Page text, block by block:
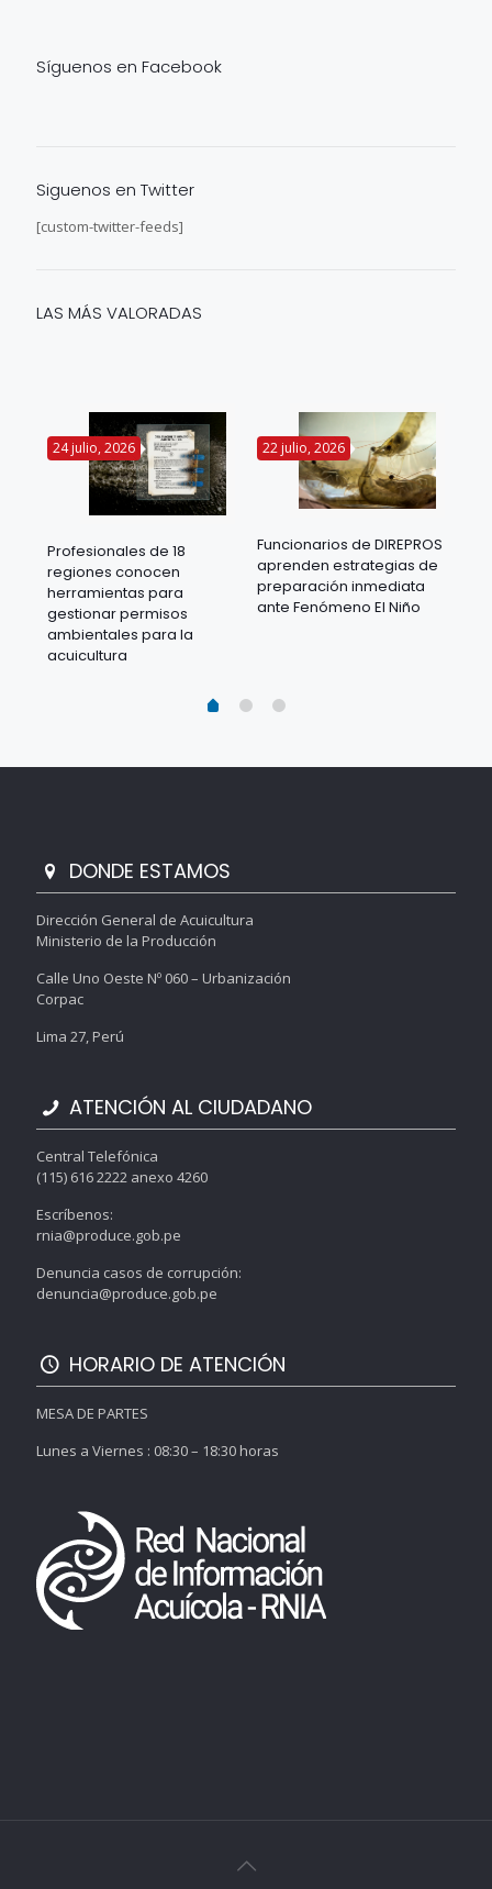
Síguenos en Facebook
Siguenos en Twitter
[custom-twitter-feeds]
LAS MÁS VALORADAS
24 julio, 2026
Profesionales de 18
regiones conocen
herramientas para
gestionar permisos
ambientales para la
acuicultura
22 julio, 2026
Funcionarios de DIREPROS
aprenden estrategias de
preparación inmediata
ante Fenómeno El Niño
DONDE ESTAMOS
Dirección General de Acuicultura
Ministerio de la Producción
Calle Uno Oeste Nº 060 – Urbanización
Corpac
Lima 27, Perú
ATENCIÓN AL CIUDADANO
Central Telefónica
(115) 616 2222 anexo 4260
Escríbenos:
rnia@produce.gob.pe
Denuncia casos de corrupción:
denuncia@produce.gob.pe
HORARIO DE ATENCIÓN
MESA DE PARTES
Lunes a Viernes : 08:30 – 18:30 horas